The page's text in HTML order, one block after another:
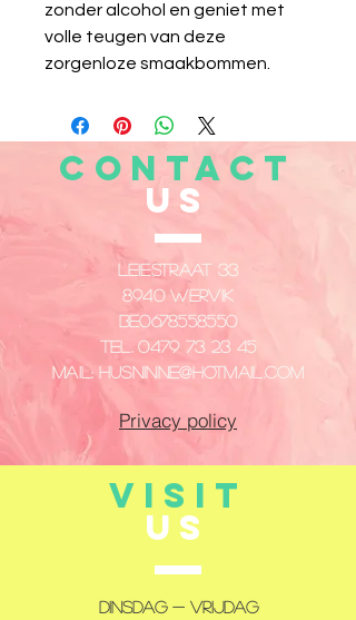
zonder alcohol en geniet met
volle teugen van deze
zorgenloze smaakbommen.
CONTACT
US
Leiestraat 33
8940 Wervik
​BE0678558550
Tel.0479 73 23 45
Mail: husninne@hotmail.com
Privacy policy
VISIT
US
Dinsdag - Vrijdag